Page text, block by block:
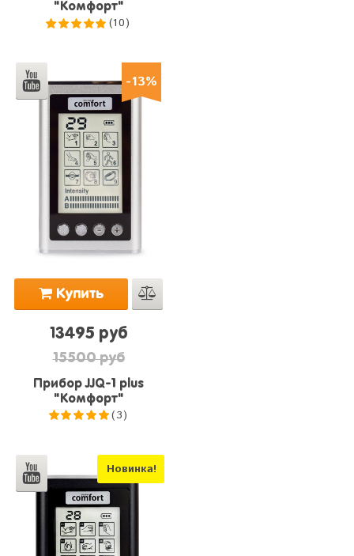
"Комфорт"
(10)
-13%
Купить
13495 руб
15500 руб
Прибор JJQ-1 plus
"Комфорт"
(3)
Новинка!